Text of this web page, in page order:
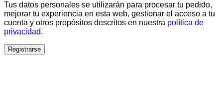
Tus datos personales se utilizarán para procesar tu pedido,
mejorar tu experiencia en esta web, gestionar el acceso a tu
cuenta y otros propósitos descritos en nuestra política de
privacidad.
Registrarse